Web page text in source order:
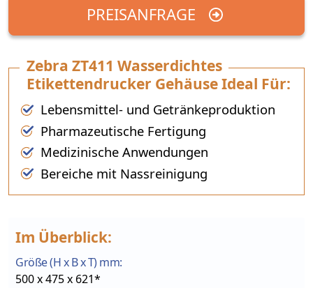
PREISANFRAGE
Zebra ZT411 Wasserdichtes
Etikettendrucker Gehäuse Ideal Für:
Lebensmittel- und Getränkeproduktion
Pharmazeutische Fertigung
Medizinische Anwendungen
Bereiche mit Nassreinigung
Im Überblick:
Größe (H x B x T) mm:
500 x 475 x 621*